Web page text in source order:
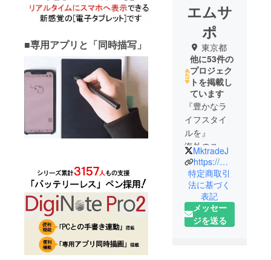
■専用アプリと「同時描写」
エムサ
ポ
東京都
他に53件の
プロジェク
トを掲載し
ています
『豊かなラ
イフスタイ
ルを』
海外のユ
ニークな商
品を中心に
ご紹介。
生活にアク
セントを加
え「自分ら
MktradeJ
https://msapo.jimdosite.com/
特定商取引
法に基づく
表記
メッセー
ジを送る